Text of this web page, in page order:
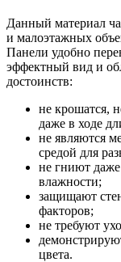
Данный материал
и малоэтажных
Панели удобно
эффектный вид и
достоинств:
не крошатся,
даже в ходе
не являются
средой для
не гниют
влажности;
защищают
факторов;
не требуют
цвета.